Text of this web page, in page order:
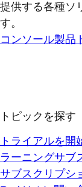
提供する各種ソ
す。
コンソール製品
トピックを探す
トライアルを開
ラーニングサブ
サブスクリプシ